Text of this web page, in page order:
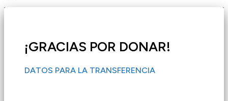
¡GRACIAS POR DONAR!
DATOS PARA LA TRANSFERENCIA